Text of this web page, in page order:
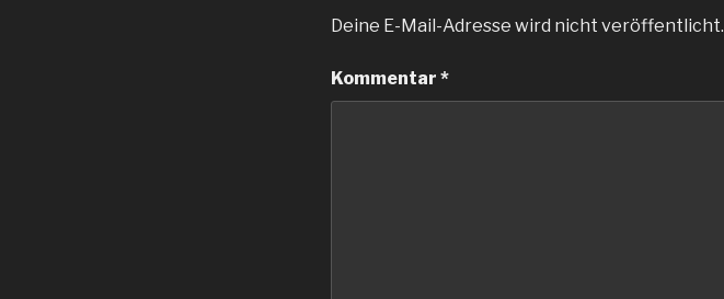
Deine E-Mail-Adresse wird nicht veröffentlicht.
Kommentar *